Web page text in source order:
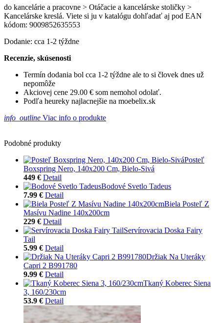
do kancelárie a pracovne > Otáčacie a kancelárske stoličky >
Kancelárske kreslá. Viete si ju v katalógu dohľadať aj pod EAN
kódom: 9009852635553
Dodanie: cca 1-2 týždne
Recenzie, skúsenosti
Termín dodania bol cca 1-2 týždne ale to si človek dnes už
nepomôže
Akciovej cene 29.00 € som nemohol odolať.
Podľa heureky najlacnejšie na moebelix.sk
info_outline Viac info o produkte
Podobné produkty
Posteľ
Boxspring Nero, 140x200 Cm, Bielo-Sivá
449 € Detail
Bodové Svetlo Tadeus
7.99 € Detail
Biela Posteľ Z
Masívu Nadine 140x200cm
229 € Detail
Servírovacia Doska Fairy
Tail
5.99 € Detail
Držiak Na Uteráky
Capri 2 B991780
9.99 € Detail
Tkaný Koberec Siena
3, 160/230cm
53.9 € Detail